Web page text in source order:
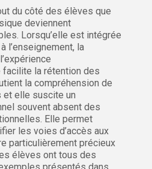
du côté des élèves que
deviennent
Lorsqu’elle est intégrée
l’enseignement, la
facilite la rétention des
la compréhension de
elle suscite un
souvent absent des
Elle permet
les voies d’accès aux
particulièrement précieux
élèves ont tous des
présentés dans